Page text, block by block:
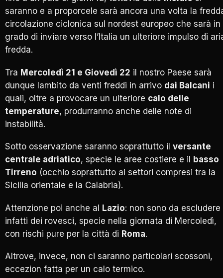
saranno e a proporcele sarà ancora una volta la
circolazione ciclonica sul nordest europeo che sarà in
grado di inviare verso l’Italia un ulteriore impulso di
fredda.
Tra Mercoledì 21 e Giovedì 22 il nostro Paese sarà
dunque lambito da venti freddi in arrivo dai Balcani i
quali, oltre a provocare un ulteriore calo delle
temperature, produrranno anche delle note di
instabilità.
Sotto osservazione saranno soprattutto il versante
centrale adriatico, specie le aree costiere e il
basso
Tirreno (occhio soprattutto ai settori compresi tra la
Sicilia orientale e la Calabria).
Attenzione poi anche al Lazio: non sono da escludere
infatti dei rovesci, specie nella giornata di Mercoledì,
con rischi pure per la città di Roma.
Altrove, invece, non ci saranno particolari scossoni,
eccezion fatta per un calo termico.